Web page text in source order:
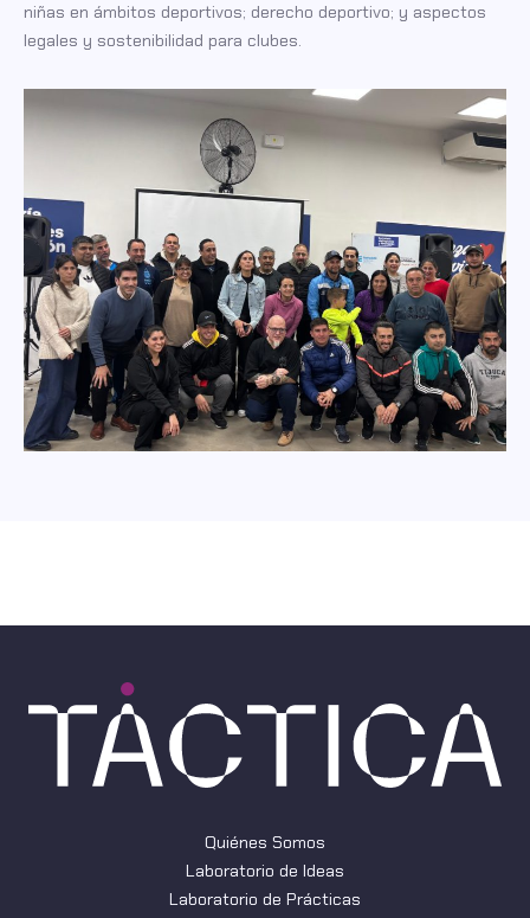
niñas en ámbitos deportivos; derecho deportivo; y aspectos
legales y sostenibilidad para clubes.
Quiénes Somos
Laboratorio de Ideas
Laboratorio de Prácticas